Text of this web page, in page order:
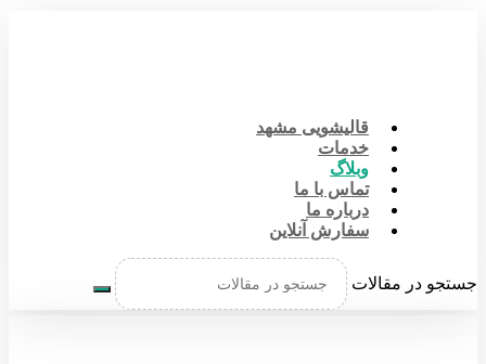
قالیشویی مشهد
خدمات
وبلاگ
تماس با ما
درباره ما
سفارش آنلاین
جستجو در مقالات